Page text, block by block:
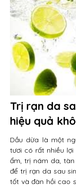
Trị rạn da
hiệu quả
Dầu dừa là một
tươi có rất nhiều
ẩm, trị nám da,
để trị rạn da sau
tốt và đàn hồi cao